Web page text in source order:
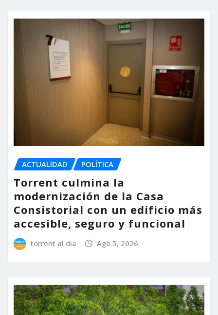
ACTUALIDAD POLÍTICA
Torrent culmina la
modernización de la Casa
Consistorial con un edificio más
accesible, seguro y funcional
torrent al dia Ago 5, 2026